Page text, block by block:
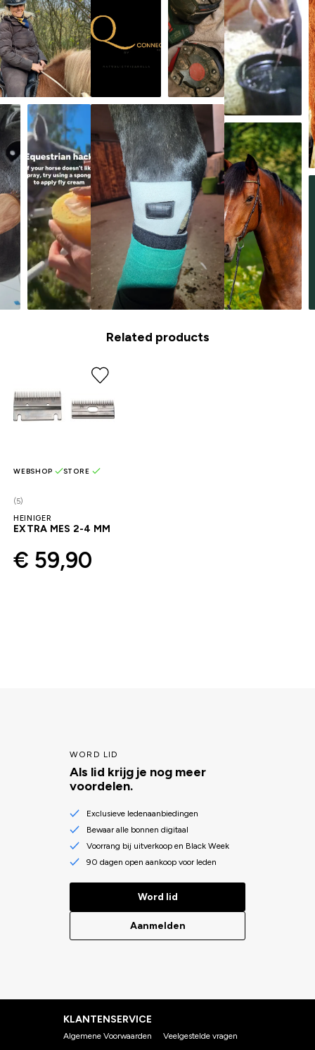
Related products
(5)
WEBSHOP STORE
HEINIGER
EXTRA MES 2-4 MM
€ 59,90
WORD LID
Als lid krijg je nog meer
voordelen.
Exclusieve ledenaanbiedingen
Bewaar alle bonnen digitaal
Voorrang bij uitverkoop en Black Week
90 dagen open aankoop voor leden
Word lid
Aanmelden
KLANTENSERVICE
Algemene Voorwaarden Veelgestelde vragen